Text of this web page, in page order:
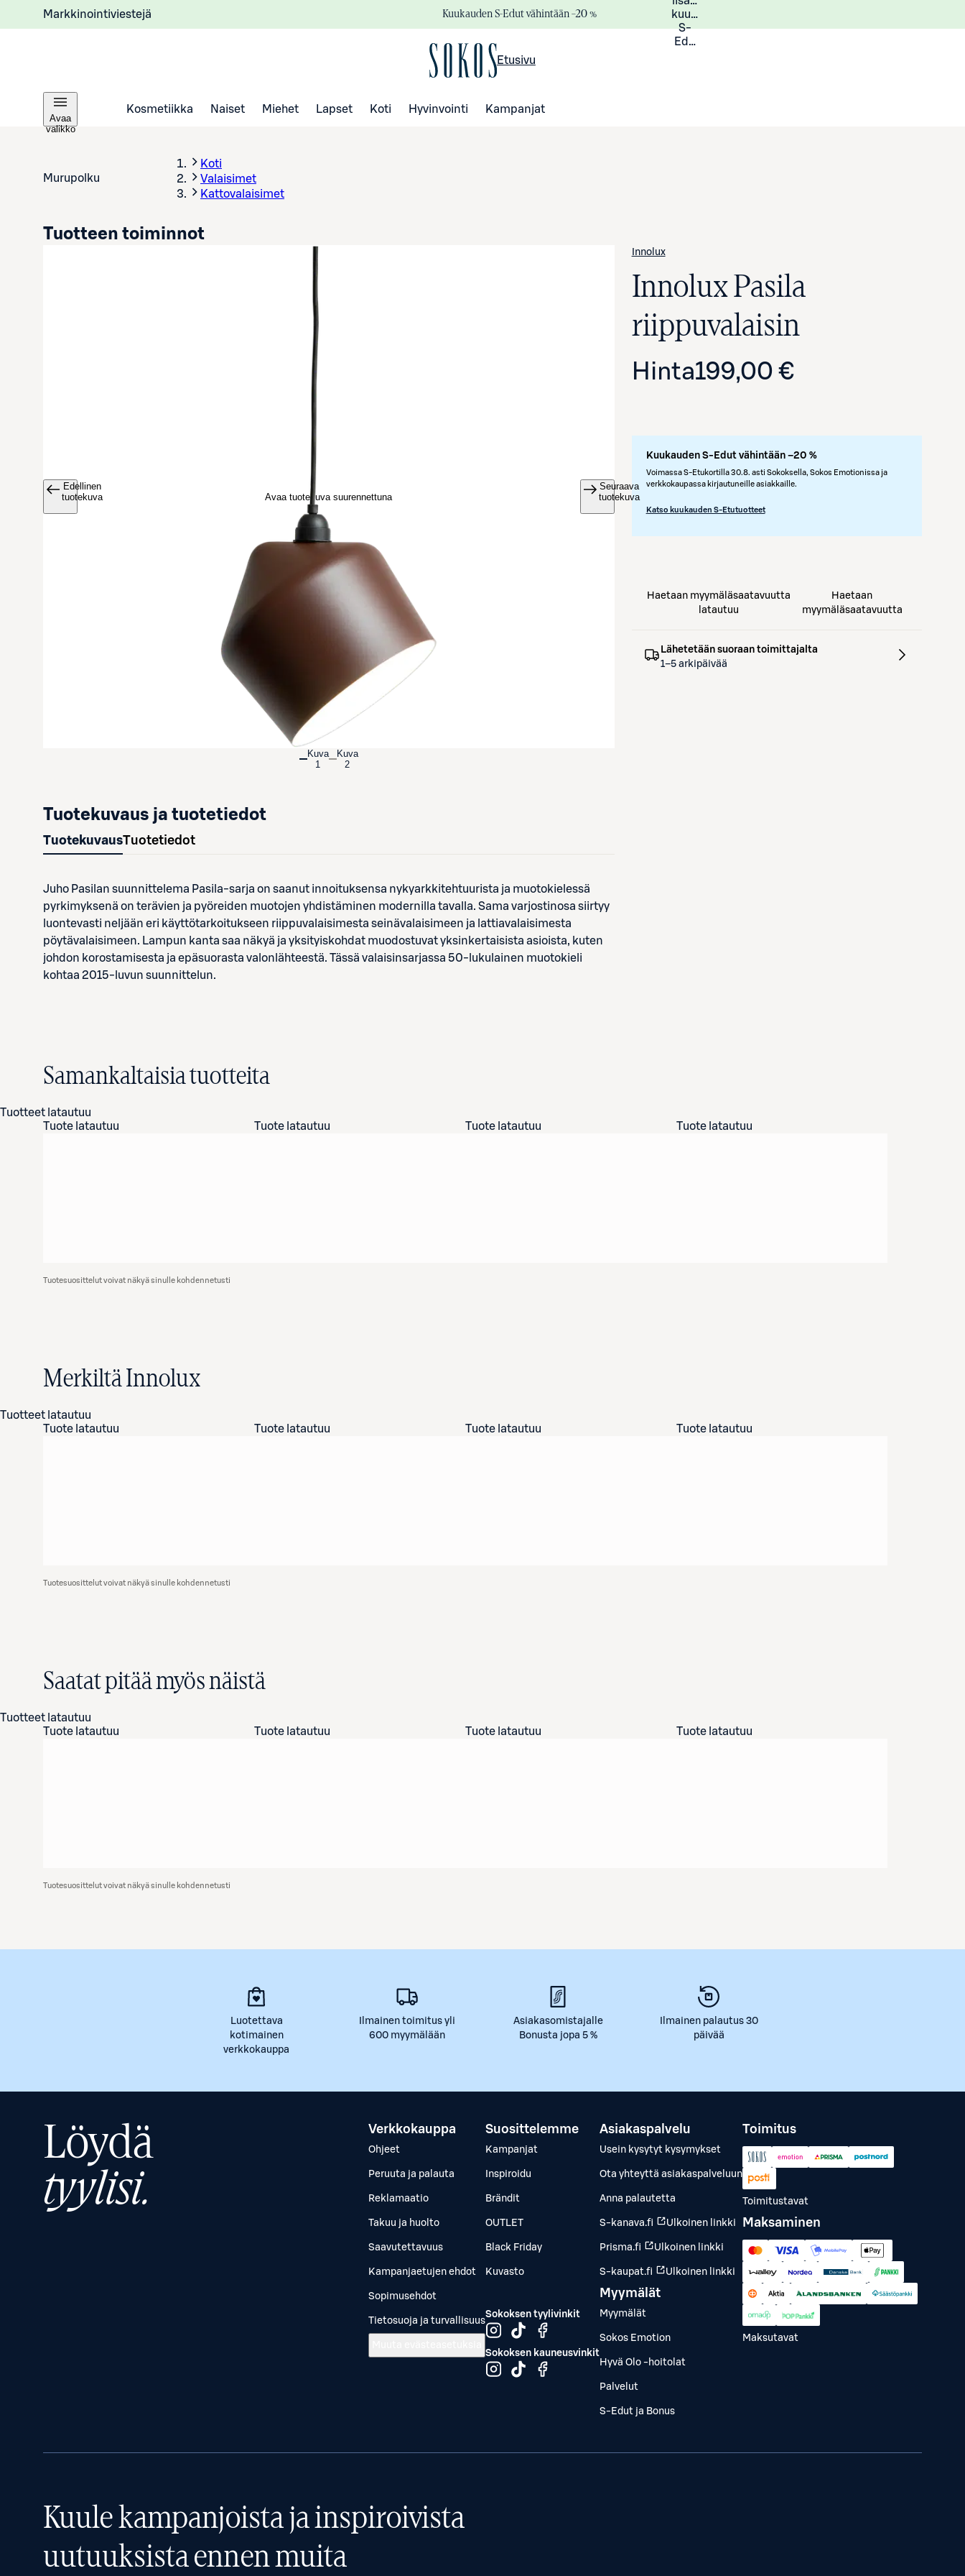
Markkinointiviestejä Kuukauden S-Edut vähintään –20 %
kuukauden
S-
Eduista
Etusivu
Avaa
valikko
Kosmetiikka Naiset Miehet Lapset Koti Hyvinvointi Kampanjat
Murupolku
Koti
Valaisimet
Kattovalaisimet
Avaa tuotekuva suurennettuna
Edellinen
tuotekuva
Seuraava
tuotekuva
Kuva
1
Kuva
2
Innolux
Innolux Pasila
riippuvalaisin
Hinta199,00 €
Kuukauden S-Edut vähintään –20 %
Voimassa S-Etukortilla 30.8. asti Sokoksella, Sokos Emotionissa ja
verkkokaupassa kirjautuneille asiakkaille.
Katso kuukauden S-Etutuotteet
Tuotteen toiminnot
Haetaan myymäläsaatavuutta
latautuu
Haetaan
myymäläsaatavuutta
Lähetetään suoraan toimittajalta
1–5 arkipäivää
Tuotekuvaus ja tuotetiedot
TuotekuvausTuotetiedot
Juho Pasilan suunnittelema Pasila-sarja on saanut innoituksensa nykyarkkitehtuurista ja muotokielessä
pyrkimyksenä on terävien ja pyöreiden muotojen yhdistäminen modernilla tavalla. Sama varjostinosa siirtyy
luontevasti neljään eri käyttötarkoitukseen riippuvalaisimesta seinävalaisimeen ja lattiavalaisimesta
pöytävalaisimeen. Lampun kanta saa näkyä ja yksityiskohdat muodostuvat yksinkertaisista asioista, kuten
johdon korostamisesta ja epäsuorasta valonlähteestä. Tässä valaisinsarjassa 50-lukulainen muotokieli
kohtaa 2015-luvun suunnittelun.
Samankaltaisia tuotteita
Tuotteet latautuu
Tuote latautuu
Tuote latautuu Tuote latautuu Tuote latautuu
Tuotesuosittelut voivat näkyä sinulle kohdennetusti
Merkiltä Innolux
Tuotteet latautuu
Tuote latautuu
Tuote latautuu Tuote latautuu Tuote latautuu
Tuotesuosittelut voivat näkyä sinulle kohdennetusti
Saatat pitää myös näistä
Tuotteet latautuu
Tuote latautuu
Tuote latautuu Tuote latautuu Tuote latautuu
Tuotesuosittelut voivat näkyä sinulle kohdennetusti
Luotettava
kotimainen
verkkokauppa
Ilmainen toimitus yli
600 myymälään
Asiakasomistajalle
Bonusta jopa 5 %
Ilmainen palautus 30
päivää
Löydä
tyylisi.
Verkkokauppa
Ohjeet
Peruuta ja palauta
Reklamaatio
Takuu ja huolto
Saavutettavuus
Kampanjaetujen ehdot
Sopimusehdot
Tietosuoja ja turvallisuus
Suosittelemme
Kampanjat
Inspiroidu
Brändit
OUTLET
Black Friday
Kuvasto
Sokoksen tyylivinkit
Sokoksen kauneusvinkit
Asiakaspalvelu
Usein kysytyt kysymykset
Ota yhteyttä asiakaspalveluun
Anna palautetta
S-kanava.fi Ulkoinen linkki
Prisma.fi Ulkoinen linkki
S-kaupat.fi Ulkoinen linkki
Myymälät
Myymälät
Sokos Emotion
Hyvä Olo -hoitolat
Palvelut
S-Edut ja Bonus
Toimitus
Toimitustavat
Maksaminen
Maksutavat
Kuule kampanjoista ja inspiroivista
uutuuksista ennen muita